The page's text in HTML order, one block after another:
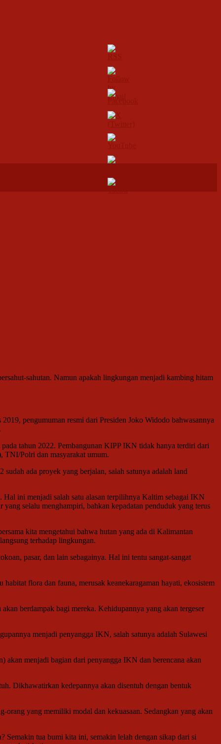
sahutan. Namun apakah lingkungan menjadi kambing hitam
pengumuman resmi dari Presiden Joko Widodo bahwasannya
tahun 2022. Pembangunan KIPP IKN tidak hanya terdiri dari
TNI/Polri dan masyarakat umum.
ada proyek yang berjalan, salah satunya adalah land
ini menjadi salah satu alasan terpilihnya Kaltim sebagai IKN
selalu menghampiri, bahkan kepadatan penduduk yang terus
kita mengetahui bahwa hutan yang ada di Kalimantan
terhadap lingkungan.
pasar, dan lain sebagainya. Hal ini tentu sangat-sangat
flora dan fauna, merusak keanekaragaman hayati, ekosistem
berdampak bagi mereka. Kehidupannya yang akan tergeser
menjadi penyangga IKN, salah satunya adalah Sulawesi
akan menjadi bagian dari penyangga IKN dan berencana akan
Dikhawatirkan kedepannya akan disentuh dengan bentuk
yang memiliki modal dan kekuasaan. Sedangkan yang akan
Semakin tua bumi kita ini, semakin lelah dengan sikap dari si